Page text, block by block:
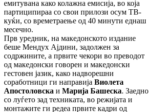
емитувана како колажна емисија, во која
партиципираа со свои прилози осум ТВ-
куќи, со времетраење од 40 минути еднаш
месечно.
Прв уредник, на македонското издание
беше Мендух Ајдини, задолжен за
содржините, а првите чекори во преводот
од македонски говорен и македонски
гестовен јазик, како надворешни
соработници ги направија Виолета
Апостоловска и Марија Башеска. Заедно
со луѓето зад техниката, во режијата и
монтажите ги редеа првите кадри од